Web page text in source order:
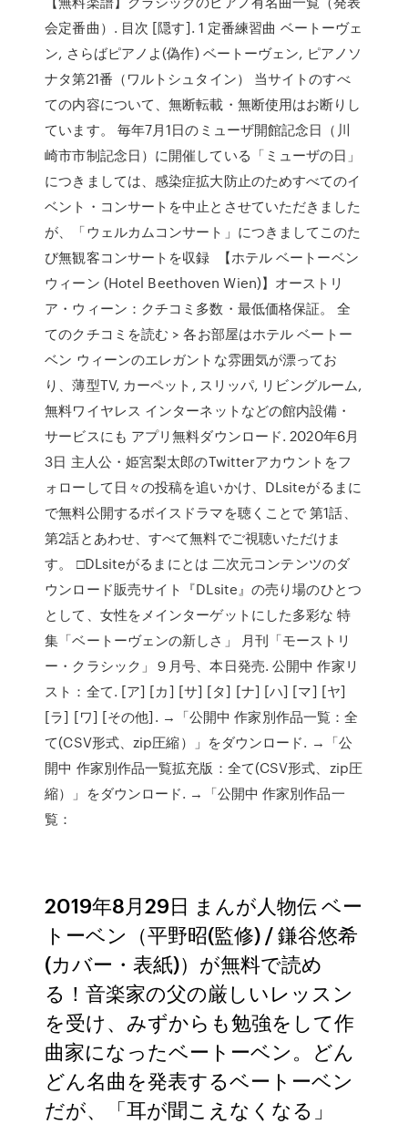
会定番曲）. 目次 [隠す]. 1 定番練習曲 ベートーヴェ
ン, さらばピアノよ(偽作) ベートーヴェン, ピアノソ
ナタ第21番（ワルトシュタイン） 当サイトのすべ
ての内容について、無断転載・無断使用はお断りし
ています。 毎年7月1日のミューザ開館記念日（川
崎市市制記念日）に開催している「ミューザの日」
につきましては、感染症拡大防止のためすべてのイ
ベント・コンサートを中止とさせていただきました
が、「ウェルカムコンサート」につきましてこのた
び無観客コンサートを収録 【ホテル ベートーベン
ウィーン (Hotel Beethoven Wien)】オーストリ
ア・ウィーン：クチコミ多数・最低価格保証。 全
てのクチコミを読む > 各お部屋はホテル ベートー
ベン ウィーンのエレガントな雰囲気が漂ってお
り、薄型TV, カーペット, スリッパ, リビングルーム,
無料ワイヤレス インターネットなどの館内設備・
サービスにも アプリ無料ダウンロード. 2020年6月
3日 主人公・姫宮梨太郎のTwitterアカウントをフ
ォローして日々の投稿を追いかけ、DLsiteがるまに
で無料公開するボイスドラマを聴くことで 第1話、
第2話とあわせ、すべて無料でご視聴いただけま
す。 □DLsiteがるまにとは 二次元コンテンツのダ
ウンロード販売サイト『DLsite』の売り場のひとつ
として、女性をメインターゲットにした多彩な 特
集「ベートーヴェンの新しさ」 月刊「モーストリ
ー・クラシック」９月号、本日発売. 公開中 作家リ
スト：全て. [ア] [カ] [サ] [タ] [ナ] [ハ] [マ] [ヤ]
[ラ] [ワ] [その他]. →「公開中 作家別作品一覧：全
て(CSV形式、zip圧縮）」をダウンロード. →「公
開中 作家別作品一覧拡充版：全て(CSV形式、zip圧
縮）」をダウンロード. →「公開中 作家別作品一
覧：
2019年8月29日 まんが人物伝 ベー
トーベン（平野昭(監修) / 鎌谷悠希
(カバー・表紙)）が無料で読め
る！音楽家の父の厳しいレッスン
を受け、みずからも勉強をして作
曲家になったベートーベン。どん
どん名曲を発表するベートーベン
だが、「耳が聞こえなくなる」